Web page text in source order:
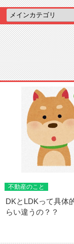
不動産のこと
DKとLDKって具体
らい違うの？？